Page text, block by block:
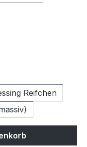
Reifchen
Wert